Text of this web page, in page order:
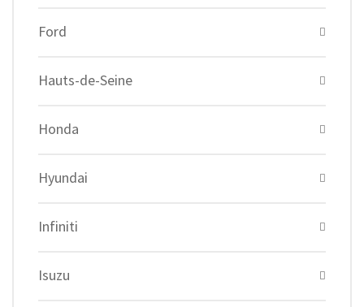
Ford
Hauts-de-Seine
Honda
Hyundai
Infiniti
Isuzu